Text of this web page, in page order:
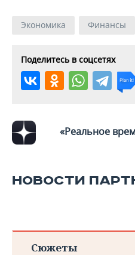
Экономика Финансы
Поделитесь в соцсетях
«Реальное
НОВОСТИ
Сюжеты